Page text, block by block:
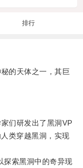
排行
的天体之一，其巨
们研发出了黑洞VP
类穿越黑洞，实现
索黑洞中的奇异现